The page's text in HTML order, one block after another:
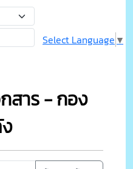
Select Language ▼
สาร - กอง